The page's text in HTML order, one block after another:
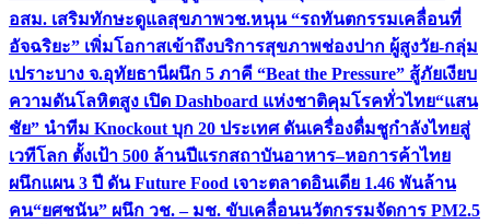
อสม. เสริมทักษะดูแลสุขภาพวช.หนุน “รถทันตกรรมเคลื่อนที่
อัจฉริยะ” เพิ่มโอกาสเข้าถึงบริการสุขภาพช่องปาก ผู้สูงวัย-กลุ่ม
เปราะบาง จ.อุทัยธานีผนึก 5 ภาคี “Beat the Pressure” สู้ภัยเงียบ
ความดันโลหิตสูง เปิด Dashboard แห่งชาติคุมโรคทั่วไทย“แสน
ชัย” นำทีม Knockout บุก 20 ประเทศ ดันเครื่องดื่มชูกำลังไทยสู่
เวทีโลก ตั้งเป้า 500 ล้านปีแรกสถาบันอาหาร–หอการค้าไทย
ผนึกแผน 3 ปี ดัน Future Food เจาะตลาดอินเดีย 1.46 พันล้าน
คน“ยศชนัน” ผนึก วช. – มช. ขับเคลื่อนนวัตกรรมจัดการ PM2.5